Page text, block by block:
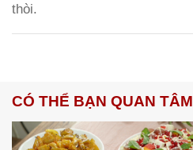
thòi.
CÓ THỂ BẠN QUAN TÂM